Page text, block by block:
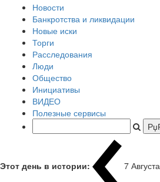
Новости
Банкротства и ликвидации
Новые иски
Торги
Расследования
Люди
Общество
Инициативы
ВИДЕО
Полезные сервисы
Этот день в истории: 7 Августа